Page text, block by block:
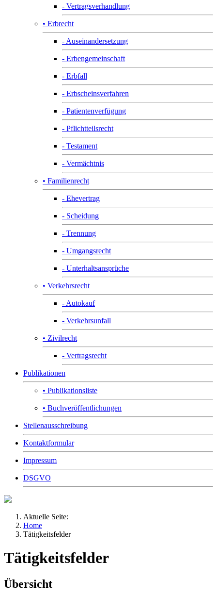
- Vertragsverhandlung
• Erbrecht
- Auseinandersetzung
- Erbengemeinschaft
- Erbfall
- Erbscheinsverfahren
- Patientenverfügung
- Pflichtteilsrecht
- Testament
- Vermächtnis
• Familienrecht
- Ehevertrag
- Scheidung
- Trennung
- Umgangsrecht
- Unterhaltsansprüche
• Verkehrsrecht
- Autokauf
- Verkehrsunfall
• Zivilrecht
- Vertragsrecht
Publikationen
• Publikationsliste
• Buchveröffentlichungen
Stellenausschreibung
Kontaktformular
Impressum
DSGVO
Aktuelle Seite:
Home
Tätigkeitsfelder
Tätigkeitsfelder
Übersicht